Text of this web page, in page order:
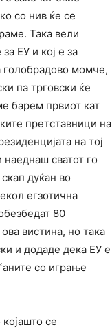
со нив ќе се
Така вели
ЕУ и кој е за
голобрадово момче,
па трговски ќе
барем првиот кат
претставници на
на тој
сватот го
дуќан во
егзотична
80
вистина, но така
и додаде дека ЕУ е
со играње
се